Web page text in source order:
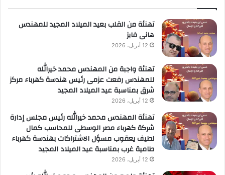
تهنئة من القلب بعيد الميلاد المجيد للمهندس
هانى فايز
12 أبريل، 2026
تهنئة واجبة من المهندس محمد خيرالله
للمهندس رفعت عزمى رئيس هندسة كهرباء مركز
شرق بمناسبة عيد الميلاد المجيد
12 أبريل، 2026
تهنئة المهندس محمد خيرالله رئيس مجلس إدارة
شركة كهرباء مصر الوسطى للمحاسب كمال
لطيف يعقوب مسؤل الاشتراكات بهندسة كهرباء
طامية غرب بمناسبة عيد الميلاد المجيد
12 أبريل، 2026